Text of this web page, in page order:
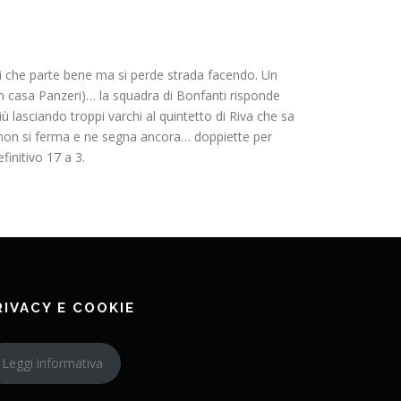
parte bene ma si perde strada facendo. Un
Panzeri)… la squadra di Bonfanti risponde
lasciando troppi varchi al quintetto di Riva che sa
si ferma e ne segna ancora… doppiette per
17 a 3.
E COOKIE
Leggi informativa